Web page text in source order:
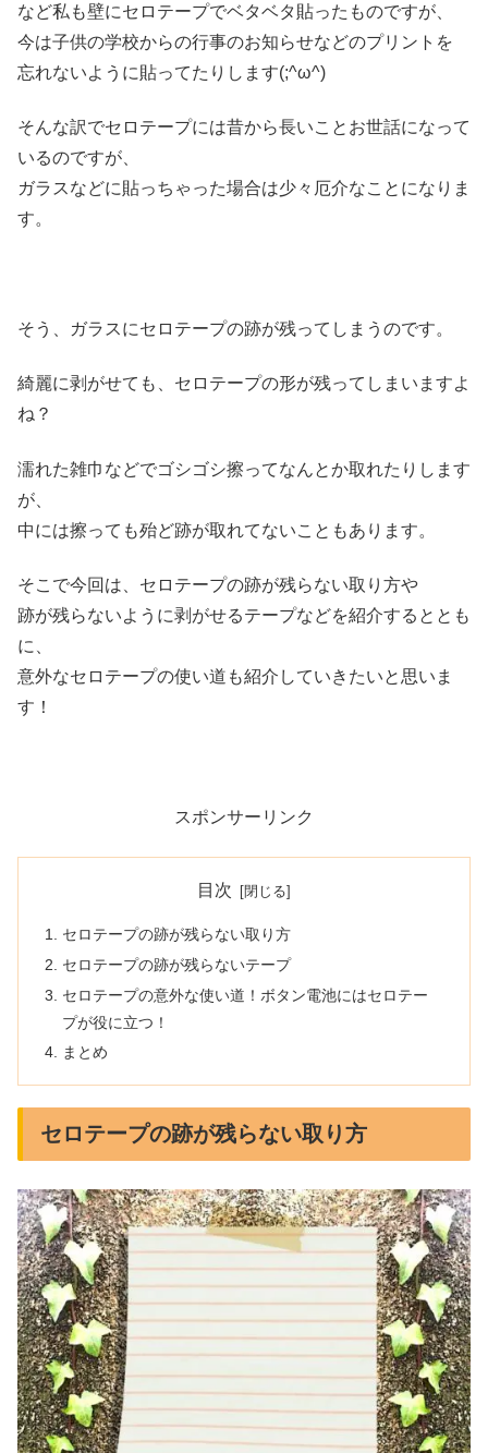
など私も壁にセロテープでベタベタ貼ったものですが、
今は子供の学校からの行事のお知らせなどのプリントを
忘れないように貼ってたりします(;^ω^)
そんな訳でセロテープには昔から長いことお世話になって
いるのですが、
ガラスなどに貼っちゃった場合は少々厄介なことになりま
す。
そう、ガラスにセロテープの跡が残ってしまうのです。
綺麗に剥がせても、セロテープの形が残ってしまいますよ
ね？
濡れた雑巾などでゴシゴシ擦ってなんとか取れたりします
が、
中には擦っても殆ど跡が取れてないこともあります。
そこで今回は、セロテープの跡が残らない取り方や
跡が残らないように剥がせるテープなどを紹介するととも
に、
意外なセロテープの使い道も紹介していきたいと思いま
す！
スポンサーリンク
目次
セロテープの跡が残らない取り方
セロテープの跡が残らないテープ
セロテープの意外な使い道！ボタン電池にはセロテー
プが役に立つ！
まとめ
セロテープの跡が残らない取り方